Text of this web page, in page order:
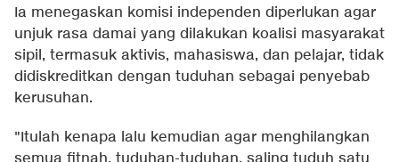
Ia menegaskan komisi independen diperlukan agar
unjuk rasa damai yang dilakukan koalisi masyarakat
sipil, termasuk aktivis, mahasiswa, dan pelajar, tidak
didiskreditkan dengan tuduhan sebagai penyebab
kerusuhan.
"Itulah kenapa lalu kemudian agar menghilangkan